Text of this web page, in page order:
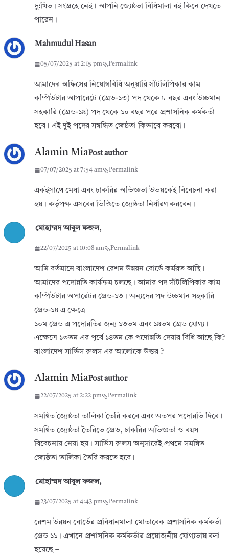
দু:খিত। সংগ্রহে নেই। আপনি জ্যেষ্ঠতা বিধিমালা বই কিনে দেখতে
পারেন।
Mahmudul Hasan
05/07/2025 at 2:15 pm Permalink
আমাদের অফিসের নিয়োগবিধি অনুয়ারি সাঁটলিপিকার কাম
কম্পিউটার আপারেটে (গ্রেড-১৩) পদ থেকে ৮ বছর এবং উচ্চমান
সহকারি (গ্রেড-১৪) পদ থেকে ১০ বছর পরে প্রশাসনিক কর্মকর্তা
হবে। এই দুই পদের সম্বন্ধিত জেষ্ঠতা কিভাবে করবো।
Alamin MiaPost author
07/07/2025 at 7:54 am Permalink
একইসাথে মেধা এবং চাকরির অভিজ্ঞতা উভয়কেই বিবেচনা করা
হয়। কর্তৃপক্ষ এসবের ভিত্তিতে জ্যেষ্ঠতা নির্ধারণ করবেন।
মোহাম্মদ আবুল ফজল,
22/07/2025 at 10:08 am Permalink
আমি বর্তমানে বাংলাদেশ রেশম উন্নয়ন বোর্ডে কর্মরত আছি।
আমাদের পদোন্নতি কার্যক্রম চলছে। আমার পদ সাঁটলিপিকার কাম
কম্পিউটার অপারেটর গ্রেড-১৩। অন্যদের পদ উচ্চমান সহকারি
গ্রেড-১৪ এ ক্ষেত্রে
১০ম গ্রেড এ পদোন্নতির জন্য ১৩তম এবং ১৪তম গ্রেড যোগ্য।
এক্ষেত্রে ১৩তম এর পূর্বে ১৪তম কে পদোন্নতি দেয়ার বিধি আছে কি?
বাংলাদেশ সার্ভিস রুলস এর আলোকে উত্তর ?
Alamin MiaPost author
22/07/2025 at 2:22 pm Permalink
সমন্বিত জ্যৈষ্ঠতা তালিকা তৈরি করবে এবং অতপর পদোন্নতি দিবে।
সমন্বিত জ্যেষ্ঠতা তৈরিতে গ্রেড, চাকরির অভিজ্ঞতা ও বয়স
বিবেচনায় নেয়া হয়। সার্ভিস রুলস অনুসারেই প্রথমে সমন্বিত
জ্যেষ্ঠতা তালিকা তৈরি করতে হবে।
মোহাম্মদ আবুল ফজল,
23/07/2025 at 4:43 pm Permalink
রেশম উন্নয়ন বোর্ডের প্রবিধানমালা মোতাবেক প্রশাসনিক কর্মকর্তা
গ্রেড ১১। এখানে প্রশাসনিক কর্মকর্তার প্রয়োজনীয় যোগ্যতায় বলা
হয়েছে –